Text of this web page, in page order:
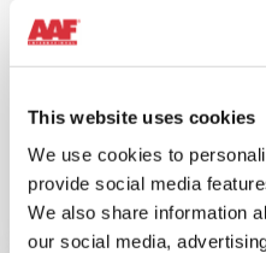
This website uses cookies
We use cookies to
provide social media
We also share information
our social media,
Eine kompakte Plug &
geringerem
und einfacher